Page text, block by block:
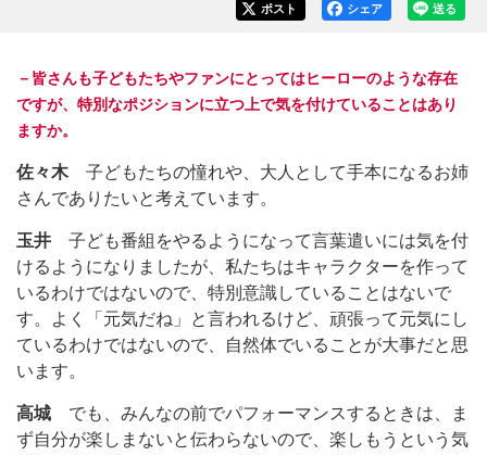
送る
シェア
ポスト
－皆さんも子どもたちやファンにとってはヒーローのような存在
ですが、特別なポジションに立つ上で気を付けていることはあり
ますか。
佐々木 子どもたちの憧れや、大人として手本になるお姉
さんでありたいと考えています。
玉井 子ども番組をやるようになって言葉遣いには気を付
けるようになりましたが、私たちはキャラクターを作って
いるわけではないので、特別意識していることはないで
す。よく「元気だね」と言われるけど、頑張って元気にし
ているわけではないので、自然体でいることが大事だと思
います。
高城 でも、みんなの前でパフォーマンスするときは、ま
ず自分が楽しまないと伝わらないので、楽しもうという気